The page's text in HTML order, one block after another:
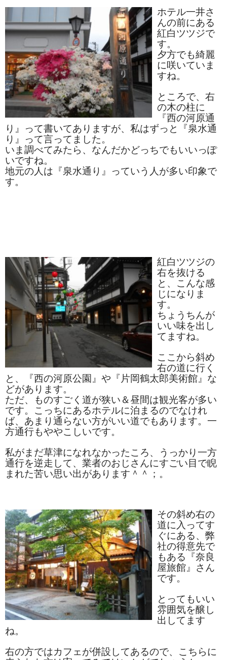
スナック
煎餅
甘納豆
羊かん
もち
その他
その他食品
梅
もろみ漬け
その他
麺類
文具・雑貨
日用品・雑貨
衣類
筆記具
会社理念
沿革
社長あいさつ
お問合せ
送料のご案内
草津Tip店
ホテル一井さ
んの前にある
紅白ツツジで
す。
夕方でも綺麗
に咲いていま
すね。
ところで、右
の木の柱に
『西の河原通
り』って書いてありますが、私はずっと『泉水通
り』って言ってました。
いま調べてみたら、なんだかどっちでもいいっぽ
いですね。
地元の人は『泉水通り』っていう人が多い印象で
す。
紅白ツツジの
右を抜ける
と、こんな感
じになりま
す。
ちょうちんが
いい味を出し
てますね。
ここから斜め
右の道に行く
と、『西の河原公園』や『片岡鶴太郎美術館』な
どがあります。
ただ、ものすごく道が狭い＆昼間は観光客が多い
です。こっちにあるホテルに泊まるのでなけれ
ば、あまり通らない方がいい道でもあります。一
方通行もややこしいです。
私がまだ草津になれなかったころ、うっかり一方
通行を逆走して、業者のおじさんにすごい目で睨
まれた苦い思い出があります＾＾；。
その斜め右の
道に入ってす
ぐにある、弊
社の得意先で
もある『奈良
屋旅館』さん
です。
とってもいい
雰囲気を醸し
出してます
ね。
右の方ではカフェが併設してあるので、こちらに